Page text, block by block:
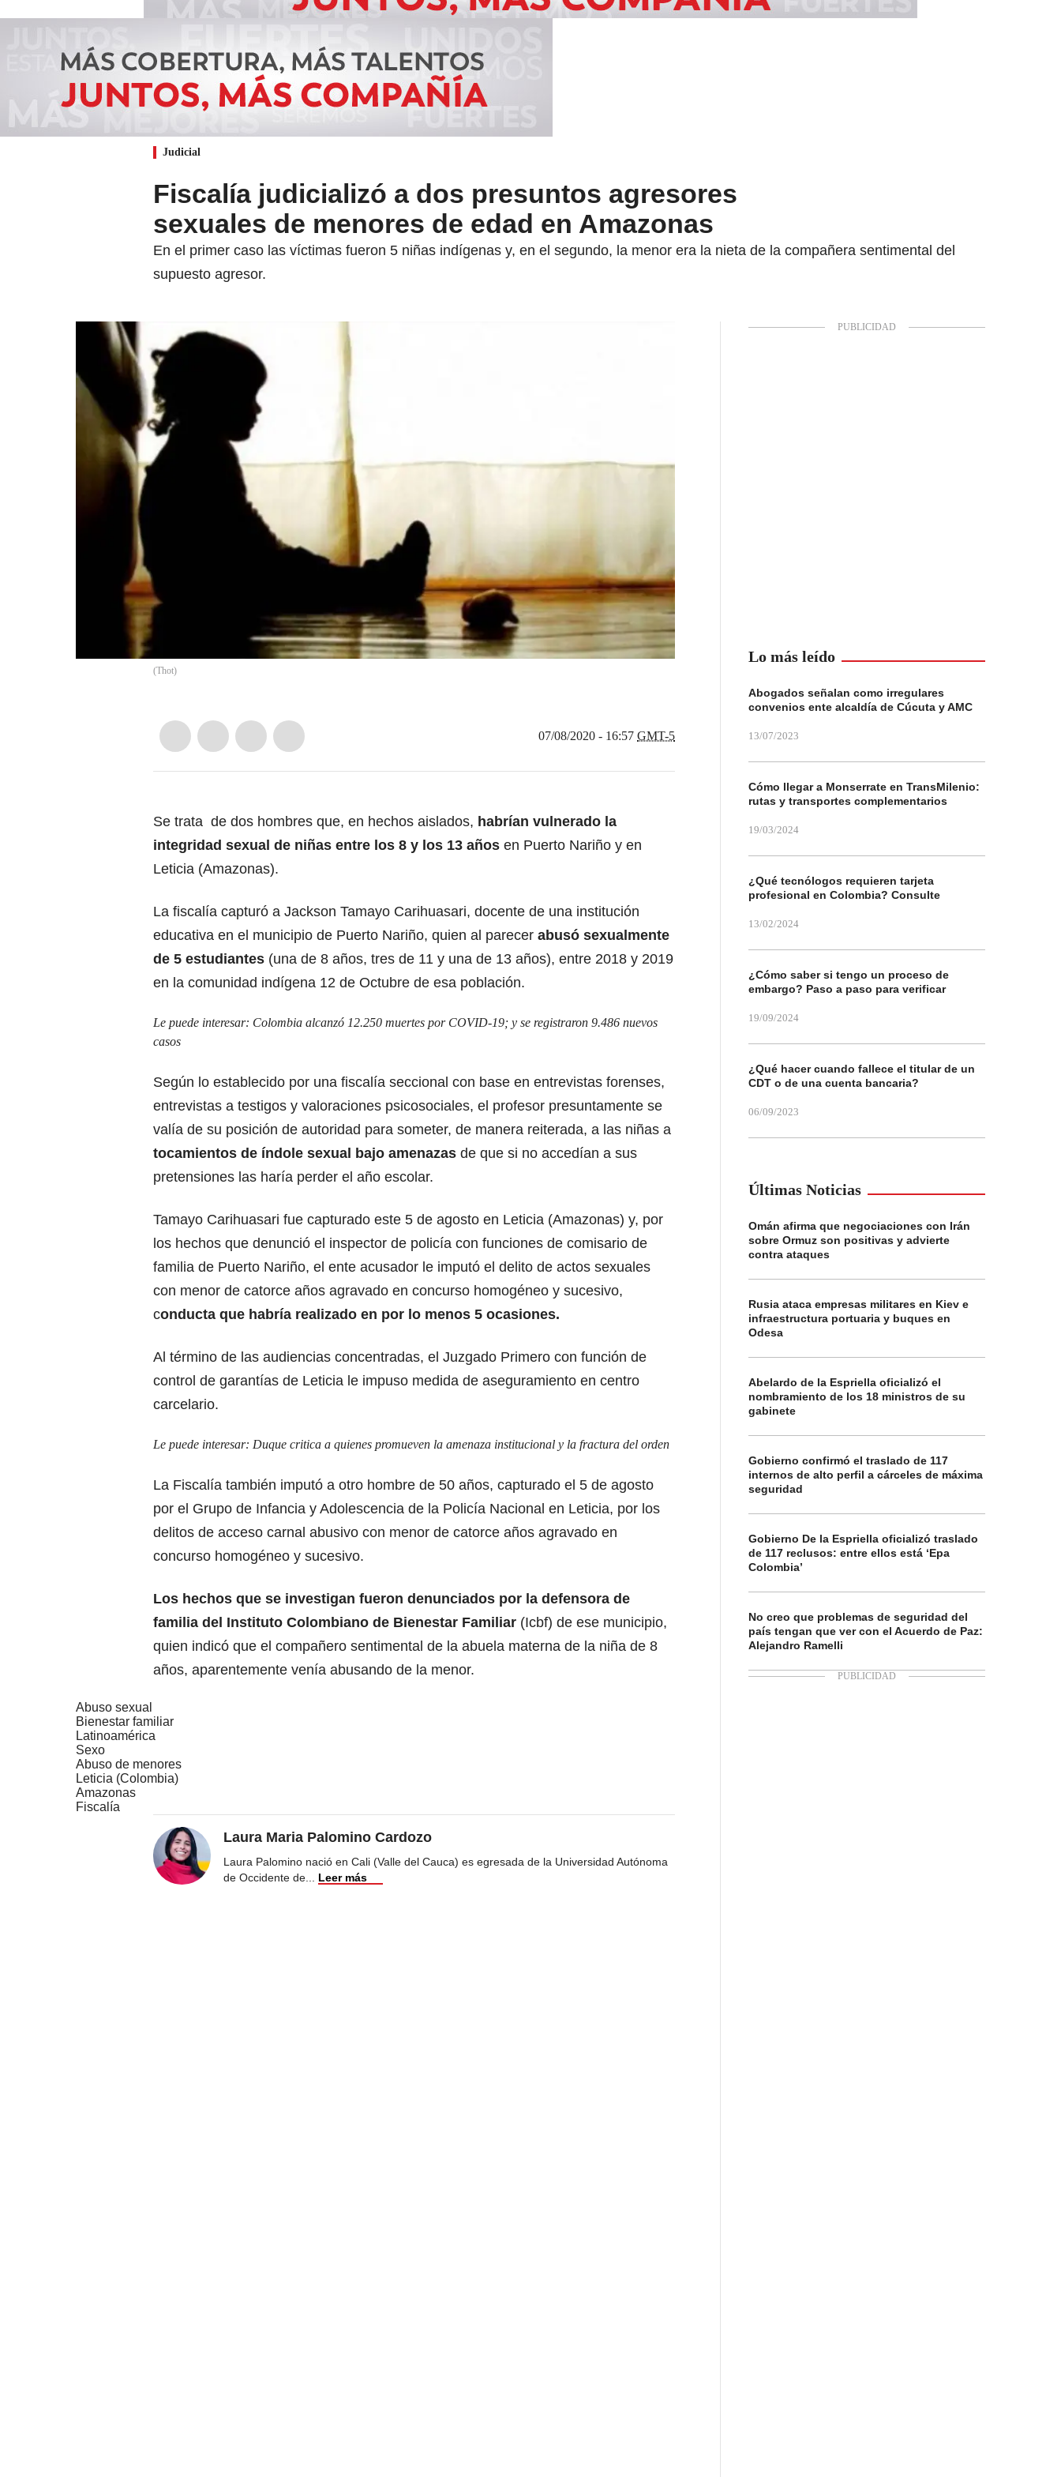
Judicial
Fiscalía judicializó a dos presuntos agresores
sexuales de menores de edad en Amazonas
En el primer caso las víctimas fueron 5 niñas indígenas y, en el segundo, la menor era la nieta de la compañera sentimental del
supuesto agresor.
(Thot)
07/08/2020 - 16:57 GMT-5
Se trata de dos hombres que, en hechos aislados, habrían vulnerado la
integridad sexual de niñas entre los 8 y los 13 años en Puerto Nariño y en
Leticia (Amazonas).
La fiscalía capturó a Jackson Tamayo Carihuasari, docente de una institución
educativa en el municipio de Puerto Nariño, quien al parecer abusó sexualmente
de 5 estudiantes (una de 8 años, tres de 11 y una de 13 años), entre 2018 y 2019
en la comunidad indígena 12 de Octubre de esa población.
Le puede interesar: Colombia alcanzó 12.250 muertes por COVID-19; y se registraron 9.486 nuevos
casos
Según lo establecido por una fiscalía seccional con base en entrevistas forenses,
entrevistas a testigos y valoraciones psicosociales, el profesor presuntamente se
valía de su posición de autoridad para someter, de manera reiterada, a las niñas a
tocamientos de índole sexual bajo amenazas de que si no accedían a sus
pretensiones las haría perder el año escolar.
Tamayo Carihuasari fue capturado este 5 de agosto en Leticia (Amazonas) y, por
los hechos que denunció el inspector de policía con funciones de comisario de
familia de Puerto Nariño, el ente acusador le imputó el delito de actos sexuales
con menor de catorce años agravado en concurso homogéneo y sucesivo,
conducta que habría realizado en por lo menos 5 ocasiones.
Al término de las audiencias concentradas, el Juzgado Primero con función de
control de garantías de Leticia le impuso medida de aseguramiento en centro
carcelario.
Le puede interesar: Duque critica a quienes promueven la amenaza institucional y la fractura del orden
La Fiscalía también imputó a otro hombre de 50 años, capturado el 5 de agosto
por el Grupo de Infancia y Adolescencia de la Policía Nacional en Leticia, por los
delitos de acceso carnal abusivo con menor de catorce años agravado en
concurso homogéneo y sucesivo.
Los hechos que se investigan fueron denunciados por la defensora de
familia del Instituto Colombiano de Bienestar Familiar (Icbf) de ese municipio,
quien indicó que el compañero sentimental de la abuela materna de la niña de 8
años, aparentemente venía abusando de la menor.
Abuso sexual
Bienestar familiar
Latinoamérica
Sexo
Abuso de menores
Leticia (Colombia)
Amazonas
Fiscalía
Laura Maria Palomino Cardozo
Laura Palomino nació en Cali (Valle del Cauca) es egresada de la Universidad Autónoma
de Occidente de
Leer más
Lo más leído
Abogados señalan como irregulares
convenios ente alcaldía de Cúcuta y AMC
13/07/2023
Cómo llegar a Monserrate en TransMilenio:
rutas y transportes complementarios
19/03/2024
¿Qué tecnólogos requieren tarjeta
profesional en Colombia? Consulte
13/02/2024
¿Cómo saber si tengo un proceso de
embargo? Paso a paso para verificar
19/09/2024
¿Qué hacer cuando fallece el titular de un
CDT o de una cuenta bancaria?
06/09/2023
Últimas Noticias
Omán afirma que negociaciones con Irán
sobre Ormuz son positivas y advierte
contra ataques
Rusia ataca empresas militares en Kiev e
infraestructura portuaria y buques en
Odesa
Abelardo de la Espriella oficializó el
nombramiento de los 18 ministros de su
gabinete
Gobierno confirmó el traslado de 117
internos de alto perfil a cárceles de máxima
seguridad
Gobierno De la Espriella oficializó traslado
de 117 reclusos: entre ellos está ‘Epa
Colombia’
No creo que problemas de seguridad del
país tengan que ver con el Acuerdo de Paz:
Alejandro Ramelli